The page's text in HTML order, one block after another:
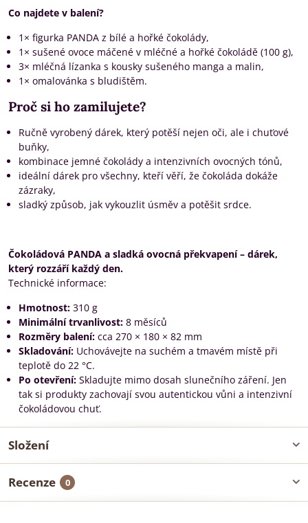
Co najdete v balení?
1× figurka PANDA z bílé a hořké čokolády,
1× sušené ovoce máčené v mléčné a hořké čokoládě (100 g),
3× mléčná lízanka s kousky sušeného manga a malin,
1× omalovánka s bludištěm.
Proč si ho zamilujete?
Ručně vyrobený dárek, který potěší nejen oči, ale i chuťové
buňky,
kombinace jemné čokolády a intenzivních ovocných tónů,
ideální dárek pro všechny, kteří věří, že čokoláda dokáže
zázraky,
sladký způsob, jak vykouzlit úsměv a potěšit srdce.
Čokoládová PANDA a sladká ovocná překvapení – dárek,
který rozzáří každý den.
Technické informace:
Hmotnost: 310 g
Minimální trvanlivost: 8 měsíců
Rozměry balení: cca 270 × 180 × 82 mm
Skladování: Uchovávejte na suchém a tmavém místě při
teplotě do 22 °C.
Po otevření: Skladujte mimo dosah slunečního záření. Jen
tak si produkty zachovají svou autentickou vůni a intenzivní
čokoládovou chuť.
Složení
Recenze 0